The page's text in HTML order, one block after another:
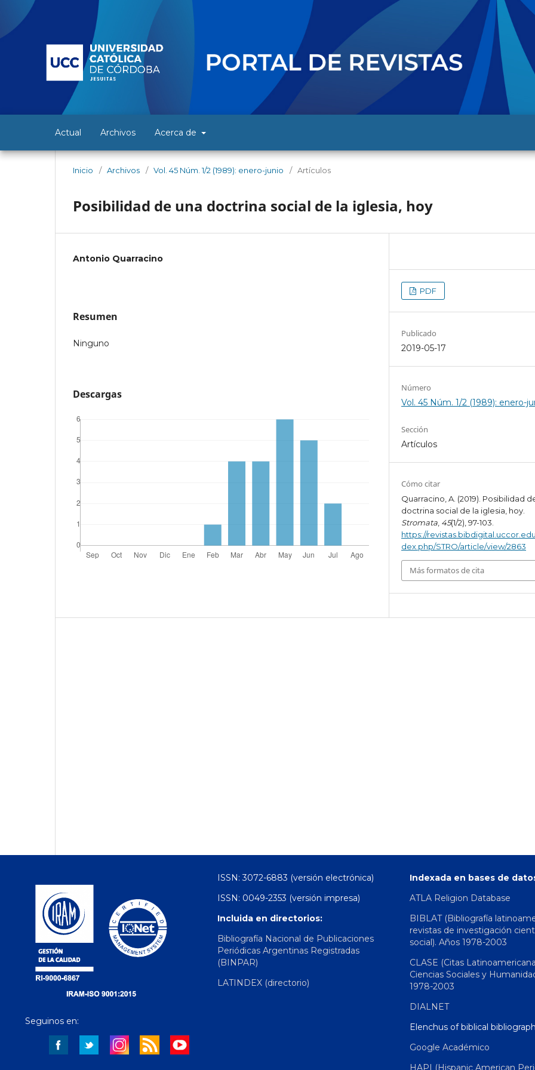
Actual Archivos Acerca de
Inicio / Archivos / Vol. 45 Núm. 1/2 (1989): enero-junio / Artículos
Posibilidad de una doctrina social de la iglesia, hoy
Antonio Quarracino
Resumen
Ninguno
Descargas
PDF
Publicado
2019-05-17
Número
Vol. 45 Núm. 1/2 (1989): enero-
Sección
Artículos
Cómo citar
Quarracino, A. (2019). Posibilidad
doctrina social de la iglesia, hoy.
Stromata 45(1/2), 97-103.
https://
dex.php/STRO/article/view/2863
Más formatos de cita
Seguinos en:
ISSN: 3072-6883 (versión electrónica)
ISSN: 0049-2353 (versión impresa)
Incluida en directorios:
Bibliografía Nacional de Publicaciones
Periódicas Argentinas Registradas
(BINPAR)
LATINDEX (directorio)
Indexada en bases de
ATLA Religion Database
BIBLAT (Bibliografía
revistas de investigación
social). Años 1978-2003
CLASE (Citas
Ciencias Sociales y
1978-2003
DIALNET
Elenchus of biblical
Google Académico
HAPI (Hispanic American